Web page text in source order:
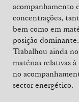
acompanhamento
concentrações,
bem como em
posição dominante.
Trabalhou ainda
matérias relativas
no
sector energético.